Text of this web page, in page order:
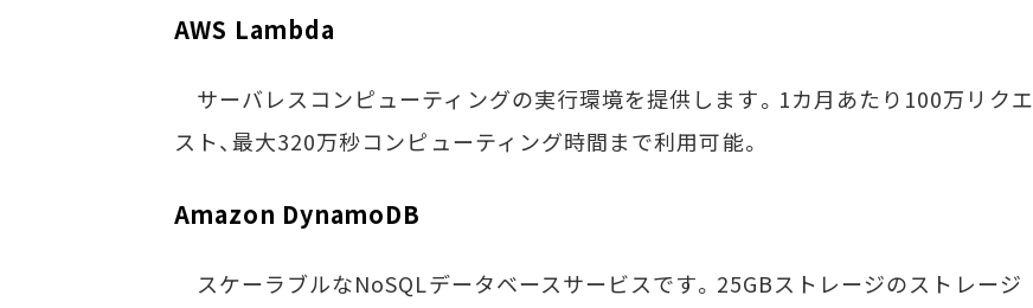
AWS Lambda
サーバレスコンピューティングの実行環境を提供します。1カ月あたり100万リクエ
スト、最大320万秒コンピューティング時間まで利用可能。
Amazon DynamoDB
スケーラブルなNoSQLデータベースサービスです。25GBストレージのストレージ